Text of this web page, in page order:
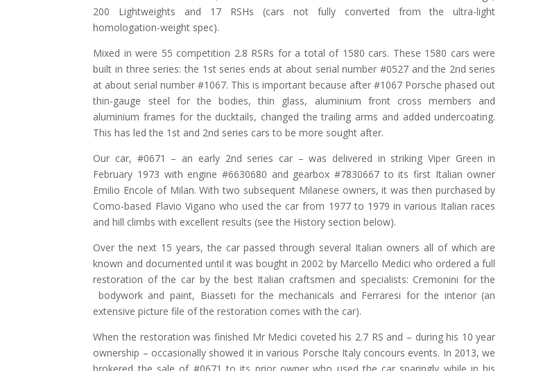
200 Lightweights and 17 RSHs (cars not fully converted from the ultra-light
homologation-weight spec).
Mixed in were 55 competition 2.8 RSRs for a total of 1580 cars. These 1580 cars were
built in three series: the 1st series ends at about serial number #0527 and the 2nd series
at about serial number #1067. This is important because after #1067 Porsche phased out
thin-gauge steel for the bodies, thin glass, aluminium front cross members and
aluminium frames for the ducktails, changed the trailing arms and added undercoating.
This has led the 1st and 2nd series cars to be more sought after.
Our car, #0671 – an early 2nd series car – was delivered in striking Viper Green in
February 1973 with engine #6630680 and gearbox #7830667 to its first Italian owner
Emilio Encole of Milan. With two subsequent Milanese owners, it was then purchased by
Como-based Flavio Vigano who used the car from 1977 to 1979 in various Italian races
and hill climbs with excellent results (see the History section below).
Over the next 15 years, the car passed through several Italian owners all of which are
known and documented until it was bought in 2002 by Marcello Medici who ordered a full
restoration of the car by the best Italian craftsmen and specialists: Cremonini for the
bodywork and paint, Biasseti for the mechanicals and Ferraresi for the interior (an
extensive picture file of the restoration comes with the car).
When the restoration was finished Mr Medici coveted his 2.7 RS and – during his 10 year
ownership – occasionally showed it in various Porsche Italy concours events. In 2013, we